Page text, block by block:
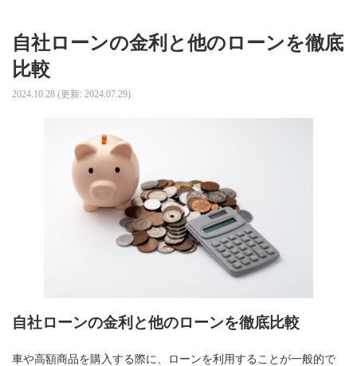
自社ローンの金利と他のローンを徹底
比較
2024.10.28 (更新: 2024.07.29)
自社ローンの金利と他のローンを徹底比較
車や高額商品を購入する際に、ローンを利用することが一般的で